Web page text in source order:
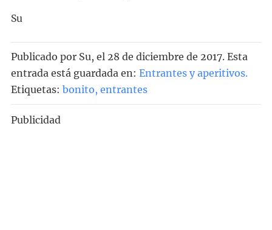
Su
Publicado por Su, el 28 de diciembre de 2017. Esta
entrada está guardada en: Entrantes y aperitivos.
Etiquetas: bonito, entrantes
Publicidad